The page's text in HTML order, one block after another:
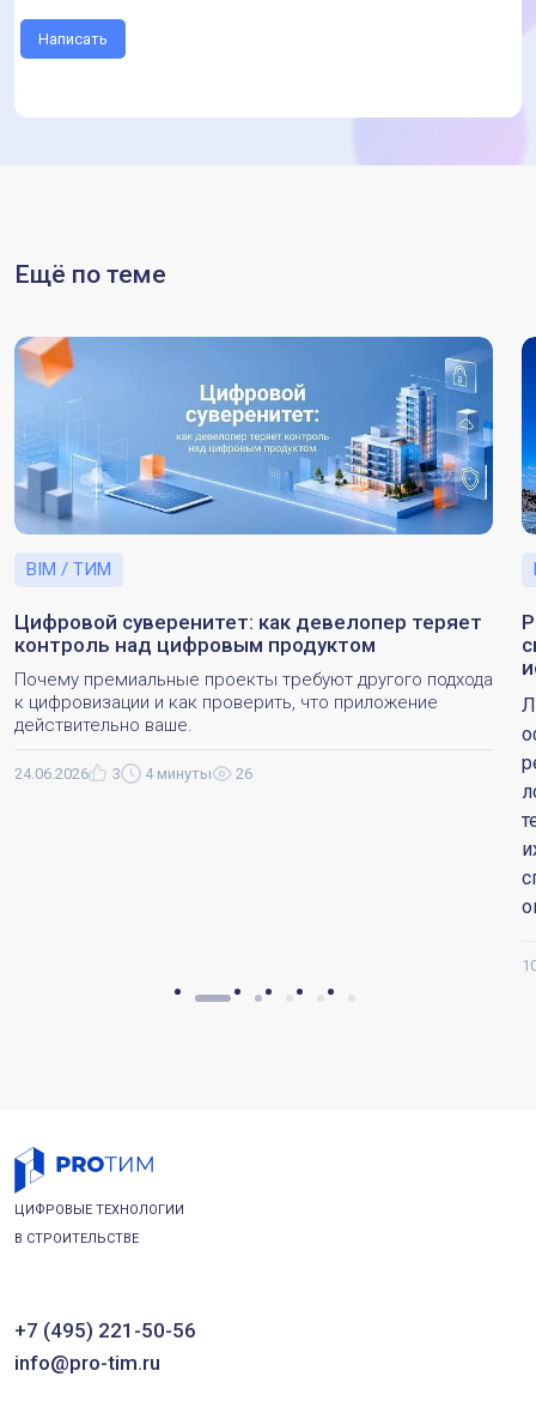
Цифровизация некоторых процессов строительства
Написать
Ещё по теме
BIM / ТИМ
Цифровой суверенитет: как девелопер теряет
контроль над цифровым продуктом
Почему премиальные проекты требуют другого подхода
к цифровизации и как проверить, что приложение
действительно ваше.
24.06.2026 3 4 минуты 26
ЦИФРОВЫЕ ТЕХНОЛОГИИ
В СТРОИТЕЛЬСТВЕ
+7 (495) 221-50-56
info@pro-tim.ru